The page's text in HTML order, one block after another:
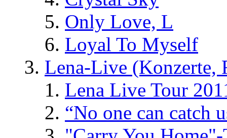
Only Love, L
Loyal To Myself
Lena-Live (Konzerte,
Lena Live Tour
“No one can catch